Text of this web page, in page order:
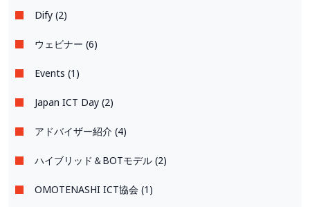
Dify (2)
ウェビナー (6)
Events (1)
Japan ICT Day (2)
アドバイザー紹介 (4)
ハイブリッド＆BOTモデル (2)
OMOTENASHI ICT協会 (1)